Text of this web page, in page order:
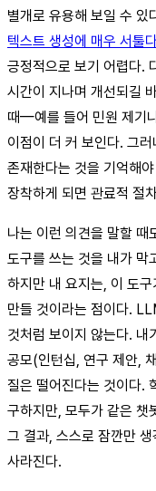
별개로 유용해 보일 수
텍스트 생성에 매우 서툴
긍정적으로 보기 어렵다.
시간이 지나며 개선되길
때—예를 들어 민원 제기
이점이 더 커 보인다. 그
존재한다는 것을 기억해
장착하게 되면 관료적 절
나는 이런 의견을 말할 때
도구를 쓰는 것을 내가 막
하지만 내 요지는, 이 도
만들 것이라는 점이다.
것처럼 보이지 않는다. 내
공모(인턴십, 연구 제안,
질은 떨어진다는 것이다.
구하지만, 모두가 같은 챗
그 결과, 스스로 잠깐만
사라진다.